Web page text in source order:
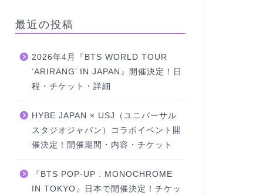
最近の投稿
2026年4月『BTS WORLD TOUR
‘ARIRANG’ IN JAPAN』開催決定！日
程・チケット・詳細
HYBE JAPAN × USJ（ユニバーサル
スタジオジャパン）コラボイベント開
催決定！開催期間・内容・チケット
『BTS POP-UP : MONOCHROME
IN TOKYO』日本で開催決定！チケッ